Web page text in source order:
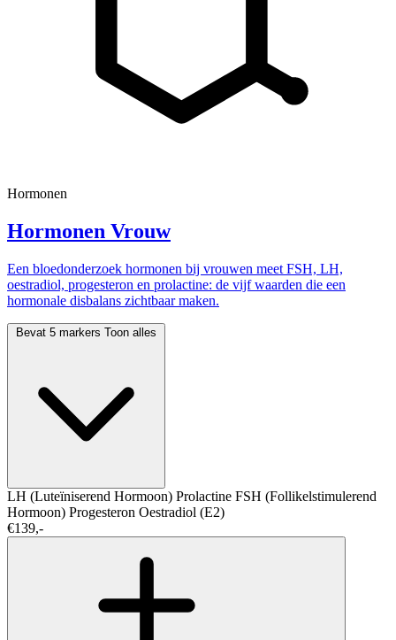
Hormonen
Hormonen Vrouw
Een bloedonderzoek hormonen bij vrouwen meet FSH, LH,
oestradiol, progesteron en prolactine: de vijf waarden die een
hormonale disbalans zichtbaar maken.
Bevat 5 markers Toon alles
LH (Luteïniserend Hormoon) Prolactine FSH (Follikelstimulerend
Hormoon) Progesteron Oestradiol (E2)
€139,-